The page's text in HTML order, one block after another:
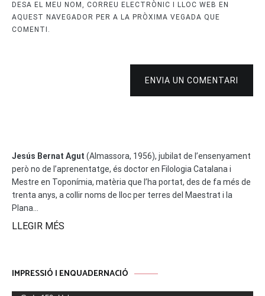
DESA EL MEU NOM, CORREU ELECTRÒNIC I LLOC WEB EN
AQUEST NAVEGADOR PER A LA PRÒXIMA VEGADA QUE
COMENTI.
ENVIA UN COMENTARI
Jesús Bernat Agut (Almassora, 1956), jubilat de l’ensenyament
però no de l’aprenentatge, és doctor en Filologia Catalana i
Mestre en Toponímia, matèria que l’ha portat, des de fa més de
trenta anys, a collir noms de lloc per terres del Maestrat i la
Plana...
LLEGIR MÉS
IMPRESSIÓ I ENQUADERNACIÓ